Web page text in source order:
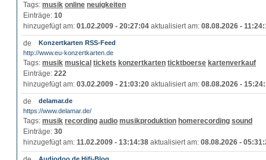
Tags: musik online neuigkeiten
Einträge: 10
hinzugefügt am: 01.02.2009 - 20:27:04 aktualisiert am: 08.08.2026 -
Konzertkarten RSS-Feed
http://www.eu-konzertkarten.de
Tags: musik musical tickets konzertkarten ticktboerse kartenverkauf
Einträge: 222
hinzugefügt am: 03.02.2009 - 21:03:20 aktualisiert am: 08.08.2026 -
delamar.de
https://www.delamar.de/
Tags: musik recording audio musikproduktion homerecording sound
Einträge: 30
hinzugefügt am: 11.02.2009 - 13:14:38 aktualisiert am: 08.08.2026 -